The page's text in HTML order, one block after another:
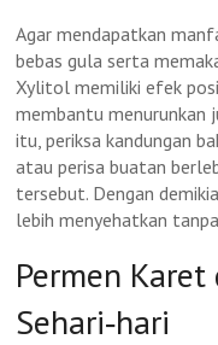
Agar mendapatkan
bebas gula serta
Xylitol memiliki efek
membantu menurunkan
itu, periksa kandungan
atau perisa buatan
tersebut. Dengan
lebih menyehatkan
Permen
Sehari‑hari